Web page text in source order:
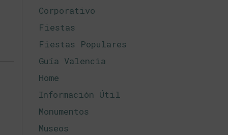
Corporativo
Fiestas
Fiestas Populares
Guía Valencia
Home
Información Útil
Monumentos
Museos